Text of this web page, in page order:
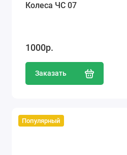
Колеса ЧС 07
1000р.
Заказать
Популярный